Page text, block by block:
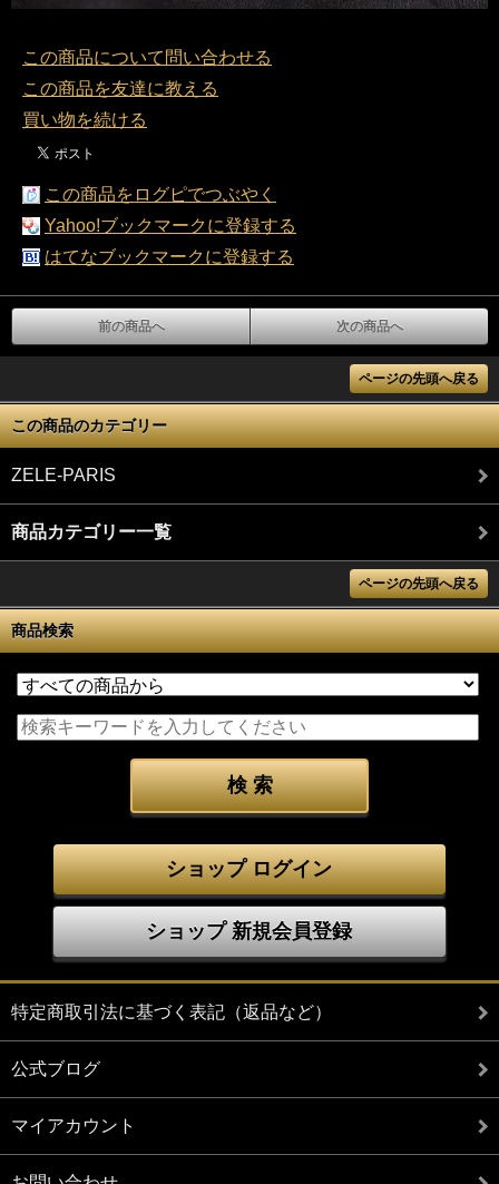
この商品について問い合わせる
この商品を友達に教える
買い物を続ける
この商品をログピでつぶやく
Yahoo!ブックマークに登録する
はてなブックマークに登録する
前の商品へ 次の商品へ
ページの先頭へ戻る
この商品のカテゴリー
ZELE-PARIS
商品カテゴリー一覧
ページの先頭へ戻る
商品検索
ショップ ログイン
ショップ 新規会員登録
特定商取引法に基づく表記（返品など）
公式ブログ
マイアカウント